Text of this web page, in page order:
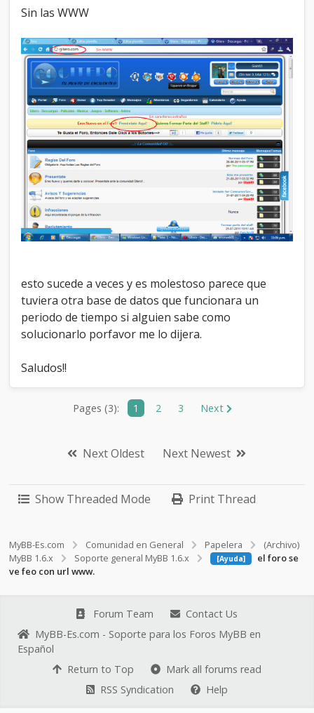
Sin las WWW
esto sucede a veces y es molestoso parece que
tuviera otra base de datos que funcionara un
periodo de tiempo si alguien sabe como
solucionarlo porfavor me lo dijera.
Saludos!!
Pages (3): 1 2 3 Next
Next Oldest Next Newest
Show Threaded Mode Print Thread
MyBB-Es.com Comunidad en General Papelera
(Archivo)
MyBB 1.6.x
Soporte general MyBB 1.6.x [Ayuda]
el foro se
ve feo con url www.
Forum Team
Contact Us
MyBB-Es.com - Soporte para los Foros MyBB en
Español
Return to Top
Mark all forums read
RSS Syndication
Help